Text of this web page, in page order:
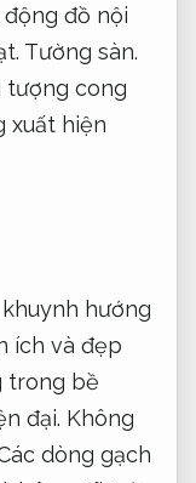
đồ nội
Tường sàn.
tượng cong
xuất hiện
khuynh hướng
ích và đẹp
trong bề
đại. Không
dòng gạch